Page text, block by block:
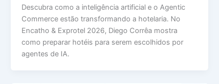
Descubra como a inteligência artificial e o Agentic
Commerce estão transformando a hotelaria. No
Encatho & Exprotel 2026, Diego Corrêa mostra
como preparar hotéis para serem escolhidos por
agentes de IA.